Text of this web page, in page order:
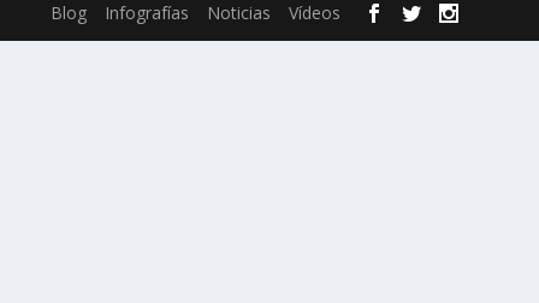
Blog Infografías Noticias Vídeos